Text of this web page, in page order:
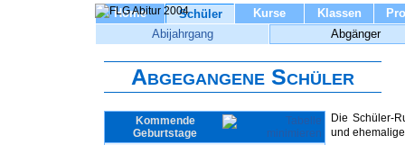
Home Schüler Kurse Klassen
Abijahrgang
Abgänger
Abgegangene Schüler
Kommende
Geburtstage
Die Schüler-
und